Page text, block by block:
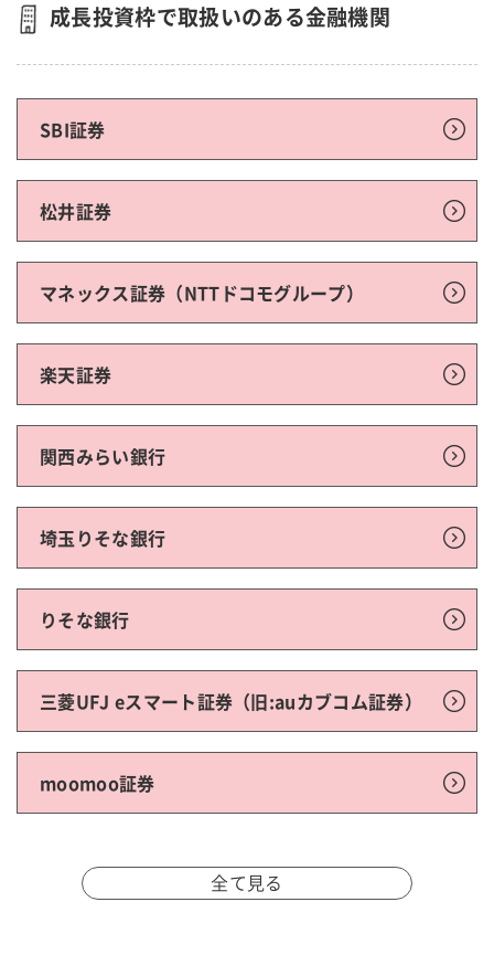
成長投資枠で取扱いのある金融機関
SBI証券
松井証券
マネックス証券（NTTドコモグループ）
楽天証券
関西みらい銀行
埼玉りそな銀行
りそな銀行
三菱UFJ eスマート証券（旧:auカブコム証券）
moomoo証券
全て見る